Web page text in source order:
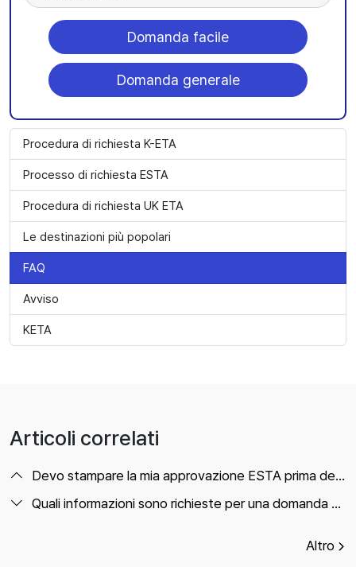
Domanda facile
Domanda generale
Procedura di richiesta K-ETA
Processo di richiesta ESTA
Procedura di richiesta UK ETA
Le destinazioni più popolari
FAQ
Avviso
KETA
Articoli correlati
Devo stampare la mia approvazione ESTA prima dell’imbarco?
Quali informazioni sono richieste per una domanda ESTA?
Altro